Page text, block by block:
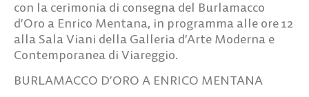
con la cerimonia di consegna del Burlamacco
d’Oro a Enrico Mentana, in programma alle ore 12
alla Sala Viani della Galleria d’Arte Moderna e
Contemporanea di Viareggio.
BURLAMACCO D’ORO A ENRICO MENTANA